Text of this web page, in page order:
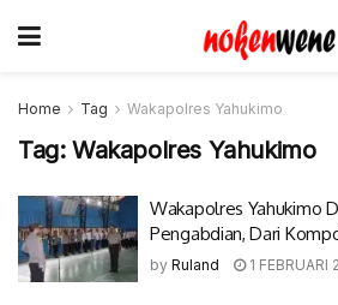
Home Tag Wakapolres Yahukimo
Tag: Wakapolres Yahukimo
Wakapolres Yahukimo
Pengabdian, Dari
by Ruland 1 FEBRUARI